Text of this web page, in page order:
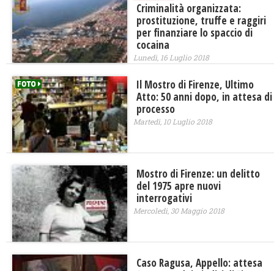
Criminalità organizzata:
prostituzione, truffe e raggiri
per finanziare lo spaccio di
cocaina
Lunedì, 16 Luglio 2018
Il Mostro di Firenze, Ultimo
Atto: 50 anni dopo, in attesa di
processo
Martedì, 10 Luglio 2018
Mostro di Firenze: un delitto
del 1975 apre nuovi
interrogativi
Mercoledì, 30 Maggio 2018
Caso Ragusa, Appello: attesa